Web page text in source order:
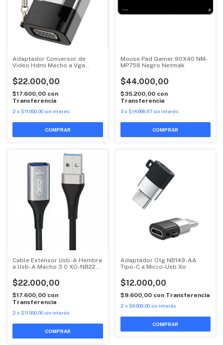
Adaptador Conversor de
Video Hdmi Macho a Vga
$22.000,00
$17.600,00 con
Transferencia
2 x $11.000,00 sin interés
Mouse Pad Gamer 90X40 NM-
MP758 Negro Netmak
$44.000,00
$35.200,00 con
Transferencia
3 x $14.666,67 sin interés
Cable Extensor Usb-A Hembra
a Usb-A Macho 3.0 XO-NB220
$22.000,00
$17.600,00 con
Transferencia
2 x $11.000,00 sin interés
Adaptador Otg NB149-AA
Tipo-C a Micro-Usb Xo
$12.000,00
$9.600,00 con Transferencia
2 x $6.000,00 sin interés